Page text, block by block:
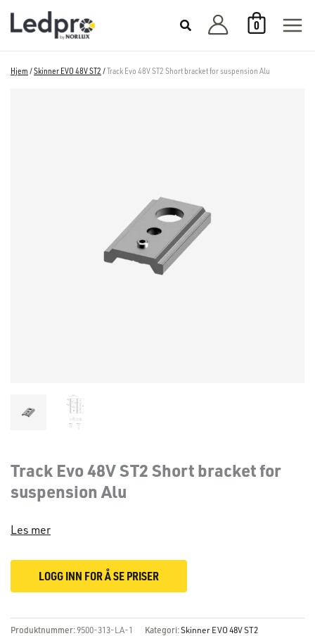
rett
0
Hjem /Skinner EVO 48V ST2 /Track Evo 48V ST2 Short bracket for suspension Alu
Track Evo 48V ST2 Short bracket for
suspension Alu
Les mer
LOGG INN FOR Å SE PRISER
Produktnummer: 9500-313-LA-1 Kategori:Skinner EVO 48V ST2